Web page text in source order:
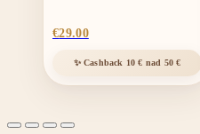
€29.00